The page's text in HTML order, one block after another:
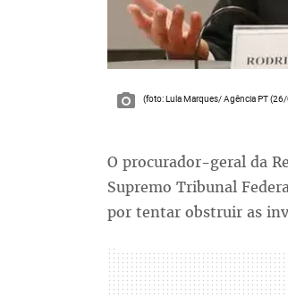
(foto: Lula Marques/ Agência PT
O procurador-geral da
Supremo Tribunal
por tentar obstruir as